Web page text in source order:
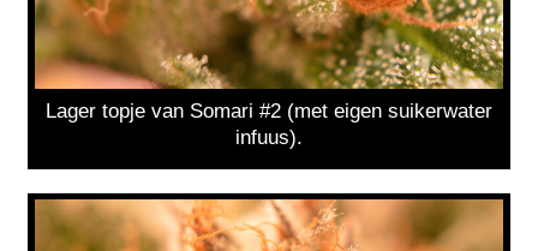
Lager topje van Somari #2 (met eigen suikerwater
infuus).